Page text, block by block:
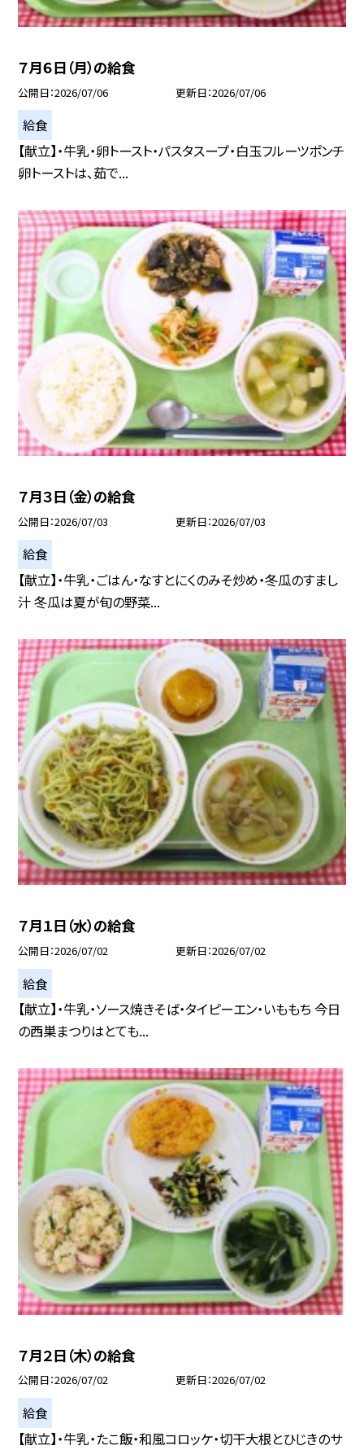
７月６日（月）の給食
公開日 2026/07/06 更新日 2026/07/06
給食
【献立】・牛乳・卵トースト・パスタスープ・白玉フルーツポンチ
卵トーストは、茹で...
７月３日（金）の給食
公開日 2026/07/03 更新日 2026/07/03
給食
【献立】・牛乳・ごはん・なすとにくのみそ炒め・冬瓜のすまし
汁 冬瓜は夏が旬の野菜...
７月１日（水）の給食
公開日 2026/07/02 更新日 2026/07/02
給食
【献立】・牛乳・ソース焼きそば・タイピーエン・いももち 今日
の西巣まつりはとても...
７月２日（木）の給食
公開日 2026/07/02 更新日 2026/07/02
給食
【献立】・牛乳・たこ飯・和風コロッケ・切干大根とひじきのサ